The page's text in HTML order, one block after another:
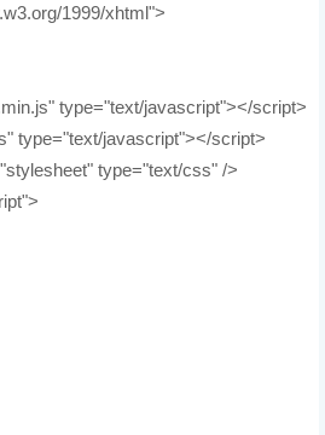
1999/xhtml">
type="text/javascript"></script>
type="text/javascript"></script>
type="text/css" />